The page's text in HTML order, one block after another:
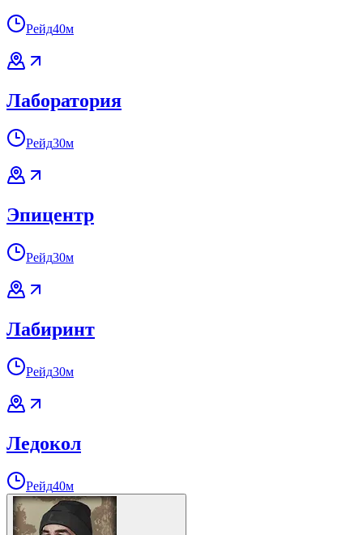
Рейд40м
Лаборатория
Рейд30м
Эпицентр
Рейд30м
Лабиринт
Рейд30м
Ледокол
Рейд40м